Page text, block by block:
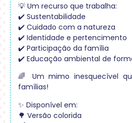
💡 Um recurso que trabalha:
✔️ Sustentabilidade
✔️ Cuidado com a natureza
✔️ Identidade e pertencimento
✔️ Participação da família
✔️ Educação ambiental de
🌈 Um mimo inesquecível
famílias!
✨ Disponível em:
🌳 Versão colorida